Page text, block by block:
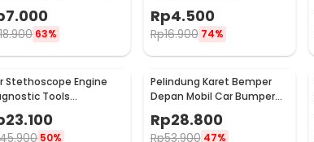
7.000
18.900 63%
AA16
Rp4.500
Rp16.900 74%
Stethoscope Engine
Tools
Mesin Mobil -
23.100
45.900 50%
Pelindung Karet Bemper
Depan Mobil Car Bumper
Guard 57mm 2.5M
Rp28.800
Rp53.900 47%